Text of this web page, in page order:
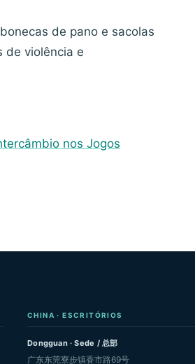
de pano e sacolas
de violência e
nos Jogos
CHINA · ESCRITÓRIOS
Dongguan · Sede / 总部
广东东莞寮步镇香市路69号